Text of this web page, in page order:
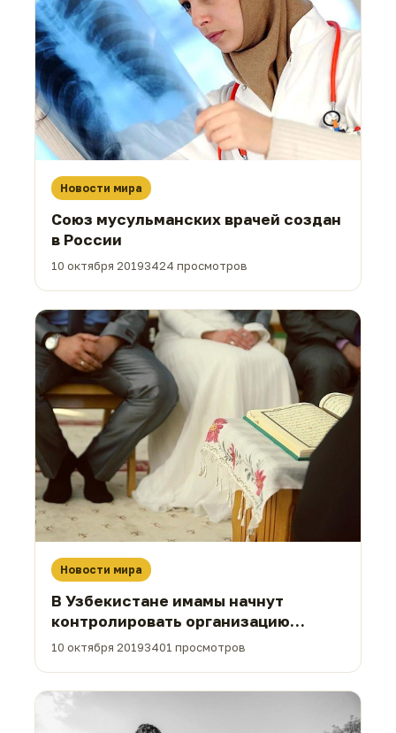
Новости мира
Союз мусульманских врачей создан
в России
10 октября 20193424 просмотров
Новости мира
В Узбекистане имамы начнут
контролировать организацию
свадеб
10 октября 20193401 просмотров